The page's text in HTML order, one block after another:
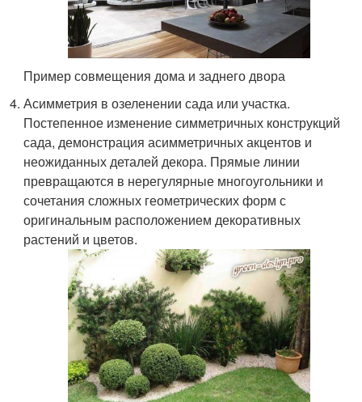
Пример совмещения дома и заднего двора
Асимметрия в озеленении сада или участка.
Постепенное изменение симметричных конструкций
сада, демонстрация асимметричных акцентов и
неожиданных деталей декора. Прямые линии
превращаются в нерегулярные многоугольники и
сочетания сложных геометрических форм с
оригинальным расположением декоративных
растений и цветов.